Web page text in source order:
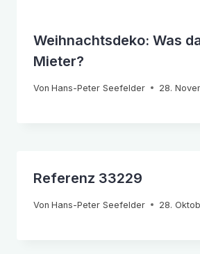
Weihnachtsdeko: Was
Mieter?
Von Hans-Peter Seefelder 28.
Referenz 33229
Von Hans-Peter Seefelder 28.